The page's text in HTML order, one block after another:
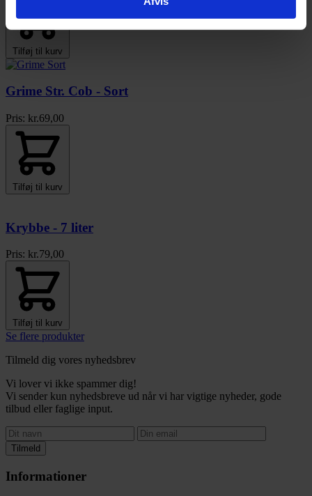
Tilføj til kurv
Grime Str. Cob - Sort
Pris: kr.69,00
Tilføj til kurv
Krybbe - 7 liter
Pris: kr.79,00
Tilføj til kurv
Se flere produkter
Tilmeld dig vores nyhedsbrev
Vi lover vi ikke spammer dig!
Vi sender kun nyhedsbreve ud når vi har vigtige nyheder, gode
tilbud eller faglige input.
Tilmeld
Informationer